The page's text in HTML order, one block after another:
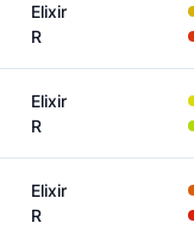
Elixir
R
Elixir
R
Elixir
R